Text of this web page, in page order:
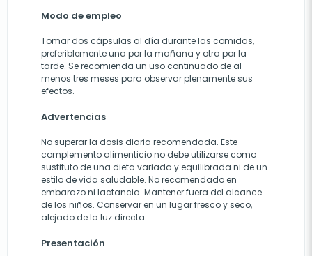
Modo de empleo
Tomar dos cápsulas al día durante las comidas,
preferiblemente una por la mañana y otra por la
tarde. Se recomienda un uso continuado de al
menos tres meses para observar plenamente sus
efectos.
Advertencias
No superar la dosis diaria recomendada. Este
complemento alimenticio no debe utilizarse como
sustituto de una dieta variada y equilibrada ni de un
estilo de vida saludable. No recomendado en
embarazo ni lactancia. Mantener fuera del alcance
de los niños. Conservar en un lugar fresco y seco,
alejado de la luz directa.
Presentación